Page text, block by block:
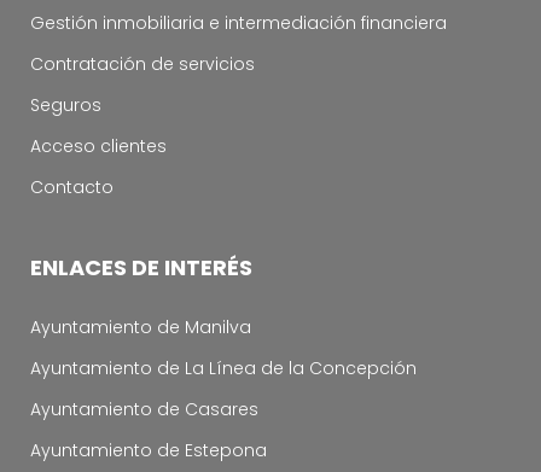
Gestión inmobiliaria e intermediación financiera
Contratación de servicios
Seguros
Acceso clientes
Contacto
ENLACES DE INTERÉS
Ayuntamiento de Manilva
Ayuntamiento de La Línea de la Concepción
Ayuntamiento de Casares
Ayuntamiento de Estepona